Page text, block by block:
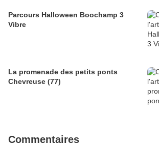
Parcours Halloween Boochamp 3
Vibre
La promenade des petits ponts
Chevreuse (77)
Commentaires